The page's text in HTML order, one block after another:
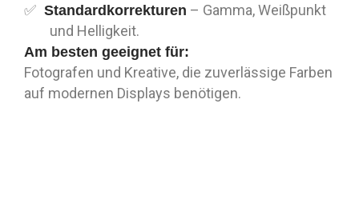
Standardkorrekturen – Gamma, Weißpunkt
und Helligkeit.
Am besten geeignet für:
Fotografen und Kreative, die zuverlässige Farben
auf modernen Displays benötigen.